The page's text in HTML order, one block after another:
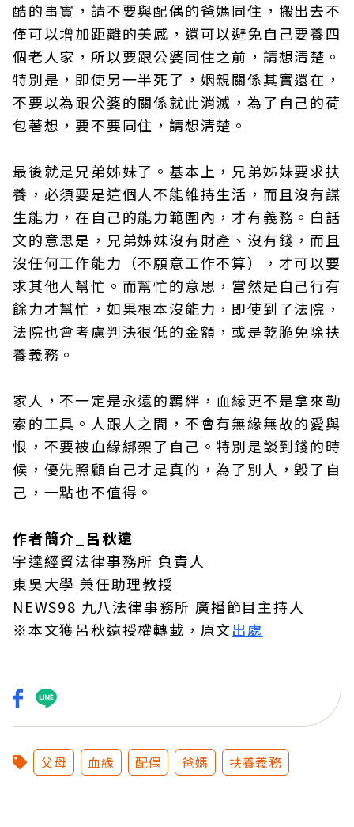
酷的事實，請不要與配偶的爸媽同住，搬出去不
僅可以增加距離的美感，還可以避免自己要養四
個老人家，所以要跟公婆同住之前，請想清楚。
特別是，即使另一半死了，姻親關係其實還在，
不要以為跟公婆的關係就此消滅，為了自己的荷
包著想，要不要同住，請想清楚。
最後就是兄弟姊妹了。基本上，兄弟姊妹要求扶
養，必須要是這個人不能維持生活，而且沒有謀
生能力，在自己的能力範圍內，才有義務。白話
文的意思是，兄弟姊妹沒有財產、沒有錢，而且
沒任何工作能力（不願意工作不算），才可以要
求其他人幫忙。而幫忙的意思，當然是自己行有
餘力才幫忙，如果根本沒能力，即使到了法院，
法院也會考慮判決很低的金額，或是乾脆免除扶
養義務。
家人，不一定是永遠的羈絆，血緣更不是拿來勒
索的工具。人跟人之間，不會有無緣無故的愛與
恨，不要被血緣綁架了自己。特別是談到錢的時
候，優先照顧自己才是真的，為了別人，毀了自
己，一點也不值得。
作者簡介_呂秋遠
宇達經貿法律事務所 負責人
東吳大學 兼任助理教授
NEWS98 九八法律事務所 廣播節目主持人
※本文獲呂秋遠授權轉載，原文出處
父母 血緣 配偶 爸媽 扶養義務